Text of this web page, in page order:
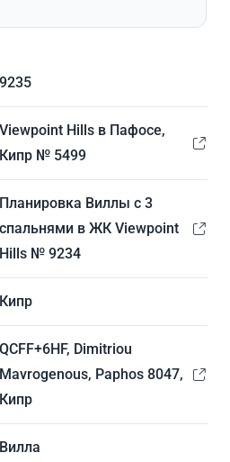
9235
Viewpoint Hills в Пафосе,
Кипр № 5499
Планировка Виллы с 3
спальнями в ЖК Viewpoint
Hills № 9234
Кипр
QCFF+6HF, Dimitriou
Mavrogenous, Paphos 8047,
Кипр
Вилла